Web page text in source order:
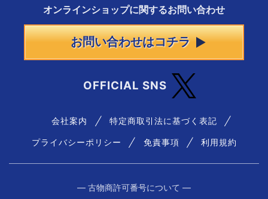
オンラインショップに関するお問い合わせ
お問い合わせはコチラ
OFFICIAL SNS
会社案内 特定商取引法に基づく表記
プライバシーポリシー 免責事項 利用規約
― 古物商許可番号について ―